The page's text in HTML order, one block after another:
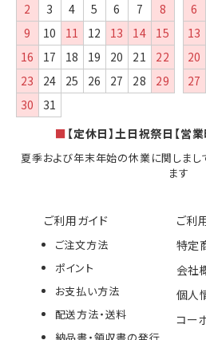
ご利用ガイド
ご注文方法
ポイント
お支払い方法
配送方法・送料
ご利
特定
会社
個人
コー
2
3 4 5 6 7
8
9
10 11 12 13 14
15
16
17 18 19 20 21
22
23
24 25 26 27 28
29
30
31
6
13
20
27
■ 【定休日】土日祝祭日【営
夏季および年末年始の休業に関しまし
ます